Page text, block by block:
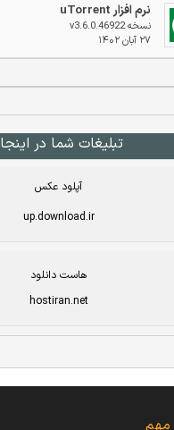
نرم افزار uTorrent
نسخه v3.6.0.46922
۲۷ آبان ۱۴۰۲
تبلیغات شما در اینجا
آپلود عکس
up.download.ir
هاست دانلود
hostiran.net